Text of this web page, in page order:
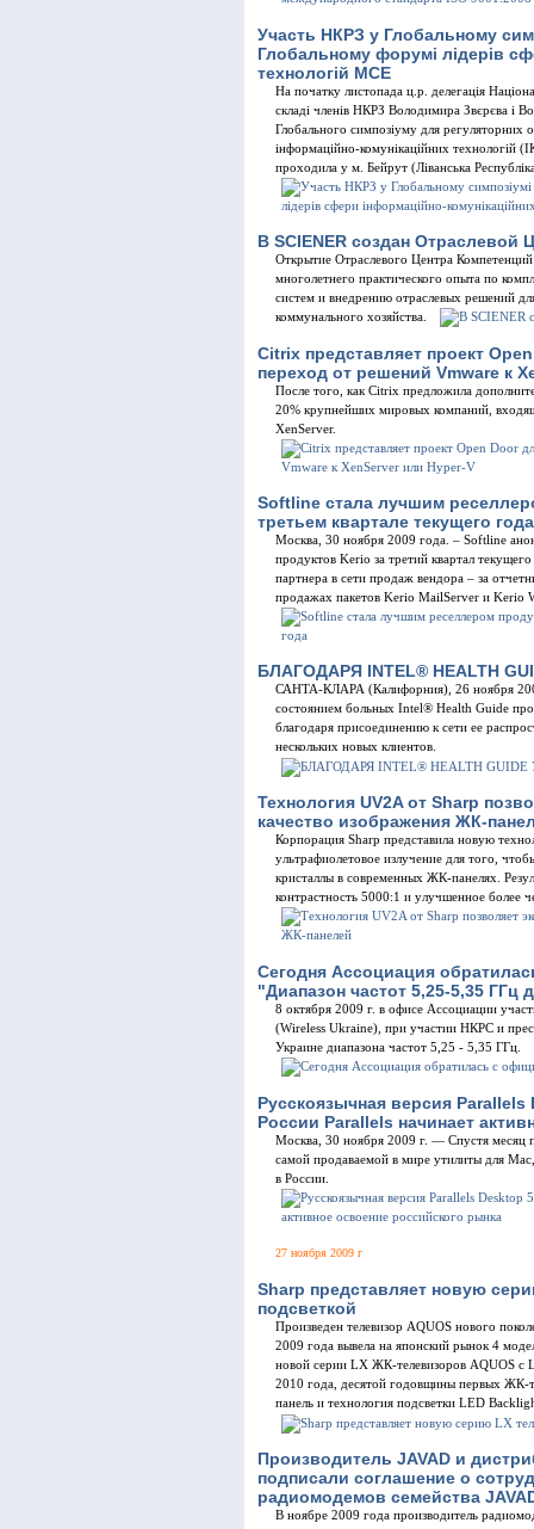
Участь НКРЗ у Глобальному
Глобальному форумі лідерів
технологій МСЕ
На початку листопада ц.р. делегація
складі членів НКРЗ Володимира Звєрєва і
Глобального симпозіуму для регуляторних
інформаційно-комунікаційних технологій
проходила у м. Бейрут (Ліванська
В SCIENER создан Отраслевой
Открытие Отраслевого Центра
многолетнего практического опыта по
систем и внедрению отраслевых решений
коммунального хозяйства.
Citrix представляет проект
переход от решений Vmware к
После того, как Citrix предложила
20% крупнейших мировых компаний,
XenServer.
Softline стала лучшим
третьем квартале текущего года
Москва, 30 ноября 2009 года. – Softline
продуктов Kerio за третий квартал
партнера в сети продаж вендора – за
продажах пакетов Kerio MailServer и Kerio
БЛАГОДАРЯ INTEL® HEALTH
САНТА-КЛАРА (Калифорния), 26 ноября
состоянием больных Intel® Health Guide
благодаря присоединению к сети ее
нескольких новых клиентов.
Технология UV2A от Sharp
качество изображения ЖК-
Корпорация Sharp представила новую
ультрафиолетовое излучение для того,
кристаллы в современных ЖК-панелях.
контрастность 5000:1 и улучшенное более
Сегодня Ассоциация
"Диапазон частот 5,25-5,35
8 октября 2009 г. в офисе Ассоциации
(Wireless Ukraine), при участии НКРС и
Украине диапазона частот 5,25 - 5,35 ГГц.
Русскоязычная версия
России Parallels начинает
Москва, 30 ноября 2009 г. — Спустя месяц
самой продаваемой в мире утилиты для
в России.
27 ноября 2009 г
Sharp представляет новую
подсветкой
Произведен телевизор AQUOS нового
2009 года вывела на японский рынок 4
новой серии LX ЖК-телевизоров AQUOS с
2010 года, десятой годовщины первых ЖК-
панель и технология подсветки LED
Производитель JAVAD и
подписали соглашение о
радиомодемов семейства
В ноябре 2009 года производитель